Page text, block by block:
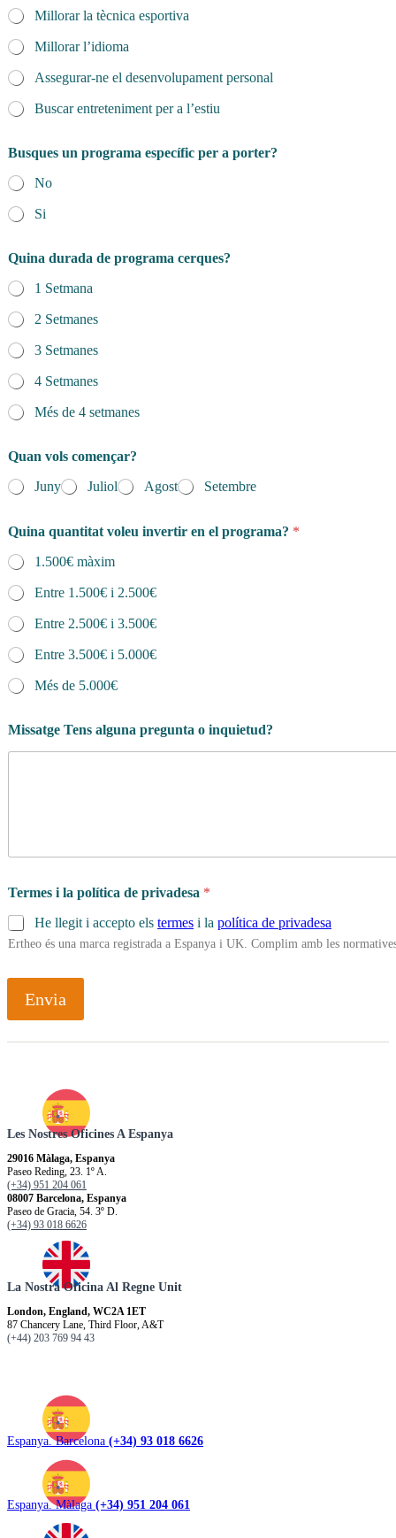
Millorar la tècnica esportiva
Millorar l’idioma
Assegurar-ne el desenvolupament personal
Buscar entreteniment per a l’estiu
Busques un programa específic per a porter?
No
Si
Quina durada de programa cerques?
1 Setmana
2 Setmanes
3 Setmanes
4 Setmanes
Més de 4 setmanes
Quan vols començar?
Juny
Juliol Agost Setembre
Quina quantitat voleu invertir en el programa? *
1.500€ màxim
Entre 1.500€ i 2.500€
Entre 2.500€ i 3.500€
Entre 3.500€ i 5.000€
Més de 5.000€
Missatge Tens alguna pregunta o inquietud?
Termes i la política de privadesa *
He llegit i accepto els termes i la política de privadesa
Ertheo és una marca registrada a Espanya i UK. Complim amb les
Envia
Les Nostres Oficines A Espanya
29016 Màlaga, Espanya
Paseo Reding, 23. 1º A.
(+34) 951 204 061
08007 Barcelona, Espanya
Paseo de Gracia, 54. 3º D.
(+34) 93 018 6626
La Nostra Oficina Al Regne Unit
London, England, WC2A 1ET
87 Chancery Lane, Third Floor, A&T
(+44) 203 769 94 43
Espanya. Barcelona (+34) 93 018 6626
Espanya. Màlaga (+34) 951 204 061